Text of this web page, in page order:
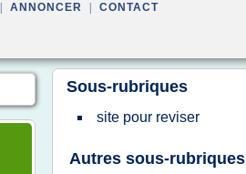
ANNONCER CONTACT
Sous-rubriques
site pour reviser
Autres sous-rubriques